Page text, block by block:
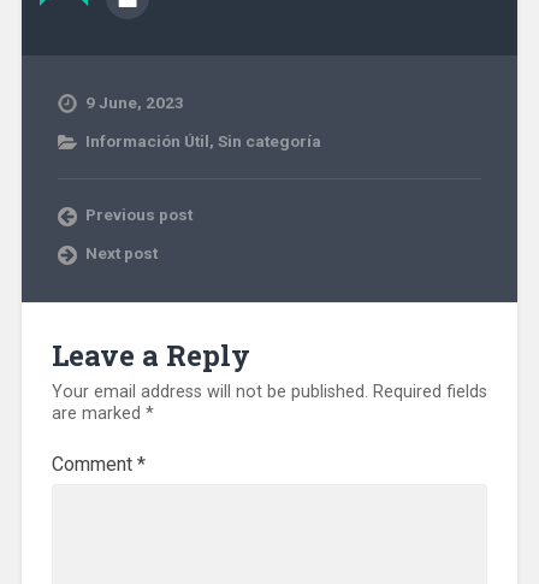
9 June, 2023
Información Útil, Sin categoría
Previous post
Next post
Leave a Reply
Your email address will not be published. Required fields
are marked *
Comment *